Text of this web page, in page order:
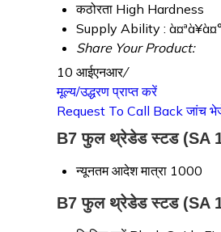
कठोरता High Hardness
Supply Ability :
Share Your Product:
10 आईएनआर/
मूल्य/उद्धरण प्राप्त करें
Request To Call Back जांच
B7 फुल थ्रेडेड स्टड (SA
न्यूनतम आदेश मात्रा 1000
B7 फुल थ्रेडेड स्टड (SA